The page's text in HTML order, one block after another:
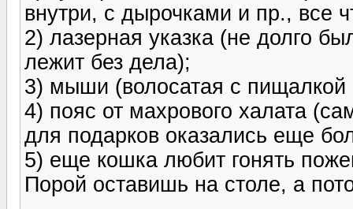
внутри, с дырочками и пр., все
2) лазерная указка (не долго
лежит без дела);
3) мыши (волосатая с пищалкой
4) пояс от махрового халата
для подарков оказались еще
5) еще кошка любит гонять
Порой оставишь на столе, а